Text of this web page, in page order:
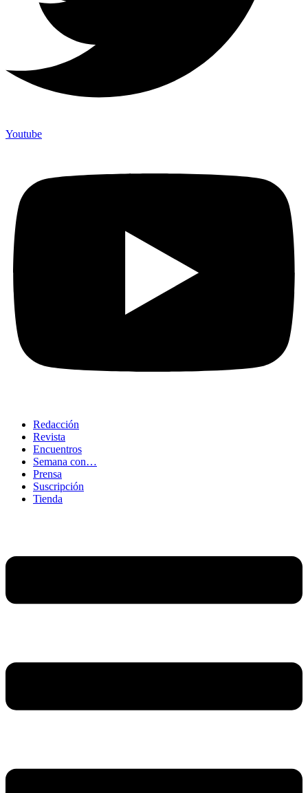
Youtube
Redacción
Revista
Encuentros
Semana con…
Prensa
Suscripción
Tienda